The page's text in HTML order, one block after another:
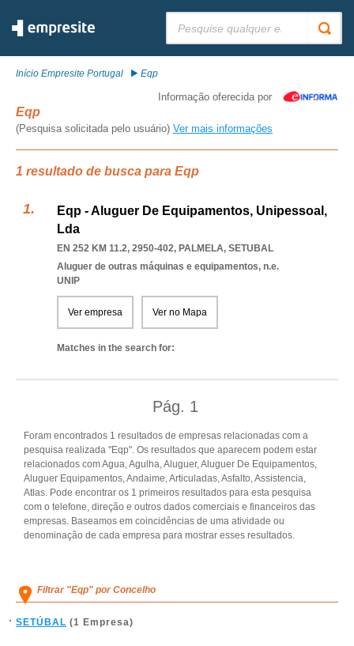
Início Empresite Portugal Eqp
Informação oferecida por
Eqp
(Pesquisa solicitada pelo usuário) Ver mais informações
1 resultado de busca para Eqp
Eqp - Aluguer De Equipamentos, Unipessoal,
Lda
EN 252 KM 11.2, 2950-402, PALMELA, SETUBAL
Aluguer de outras máquinas e equipamentos, n.e.
UNIP
Ver empresa Ver no Mapa
Matches in the search for:
Pág. 1
Foram encontrados 1 resultados de empresas relacionadas com a
pesquisa realizada "Eqp". Os resultados que aparecem podem estar
relacionados com Agua, Agulha, Aluguer, Aluguer De Equipamentos,
Aluguer Equipamentos, Andaime, Articuladas, Asfalto, Assistencia,
Atlas. Pode encontrar os 1 primeiros resultados para esta pesquisa
com o telefone, direção e outros dados comerciais e financeiros das
empresas. Baseamos em coincidências de uma atividade ou
denominação de cada empresa para mostrar esses resultados.
Filtrar "Eqp" por Concelho
SETÚBAL (1 Empresa)